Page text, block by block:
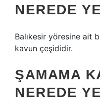
NEREDE
Balıkesir yöresine ait
kavun çeşididir.
ŞAMAMA
NEREDE